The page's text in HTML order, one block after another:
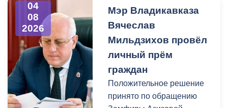
рабочие устанавливают
бордюры и поребрики,
готовят основания
укладке брусчатки. Сейчас
специалисты
обустраивают основание
ограждения. Парапет
04
08
2026
Мэр Владикавказа
Вячеслав
Мильдзихов провёл
личный прём
граждан
Положительное решение
принято по обращению